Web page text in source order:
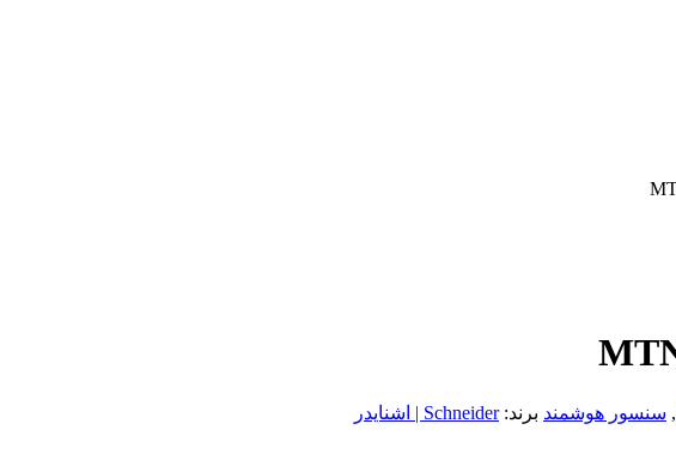
, سنسور هوشمند برند:Schneider | اشنایدر